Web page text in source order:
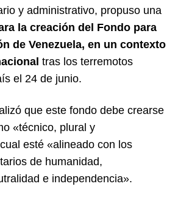
y administrativo, propuso una
la creación del Fondo para
de Venezuela, en un contexto
tras los terremotos
el 24 de junio.
que este fondo debe crearse
«técnico, plural y
esté «alineado con los
de humanidad,
e independencia».